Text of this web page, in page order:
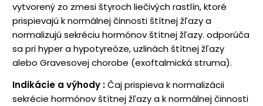
vytvorený zo zmesi štyroch liečivých rastlín, ktoré
prispievajú k normálnej činnosti štítnej žľazy a
normalizujú sekréciu hormónov štítnej žľazy. odporúča
sa pri hyper a hypotyreóze, uzlinách štítnej žľazy
alebo Gravesovej chorobe (exoftalmická struma).
Indikácie a výhody :Čaj prispieva k normalizácii
sekrécie hormónov štítnej žľazy a k normálnej činnosti